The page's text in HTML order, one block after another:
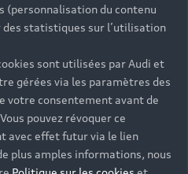
Le
Death Show
et
pour thème
entre le rituel
une
(personnalisation du contenu
statistiques sur l’utilisation
sont utilisées par Audi et
gérées via les paramètres des
votre consentement avant de
pouvez révoquer ce
avec effet futur via le lien
plus amples informations, nous